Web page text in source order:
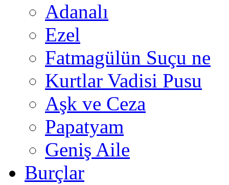
Adanalı
Ezel
Fatmagülün Suçu ne
Kurtlar Vadisi Pusu
Aşk ve Ceza
Papatyam
Geniş Aile
Burçlar